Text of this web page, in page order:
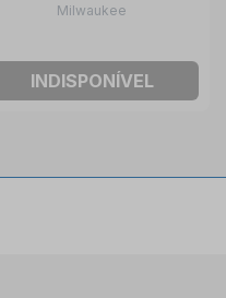
Milwaukee
INDISPONÍVEL